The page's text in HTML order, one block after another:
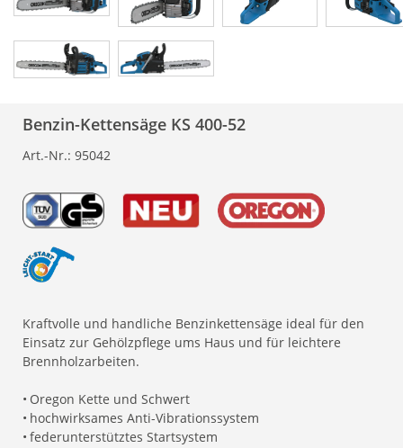
Benzin-Kettensäge KS 400-52
Art.-Nr.: 95042
Kraftvolle und handliche Benzinkettensäge ideal für den
Einsatz zur Gehölzpflege ums Haus und für leichtere
Brennholzarbeiten.
• Oregon Kette und Schwert
• hochwirksames Anti-Vibrationssystem
• federunterstütztes Startsystem